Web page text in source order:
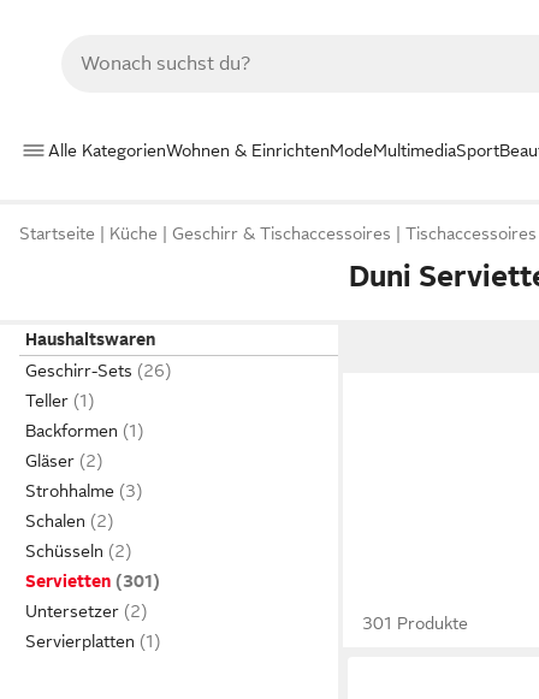
Alle KategorienWohnen & EinrichtenModeMultimediaSport
Startseite Küche Geschirr & Tischaccessoires Tischaccessoires
Duni
Haushaltswaren
Geschirr-Sets
Teller
Backformen
Gläser
Strohhalme
Schalen
Schüsseln
Servietten
Untersetzer
Servierplatten
301 Produkte